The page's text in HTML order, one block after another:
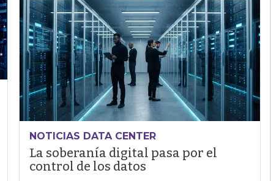
NOTICIAS DATA CENTER
La soberanía digital pasa por el
control de los datos